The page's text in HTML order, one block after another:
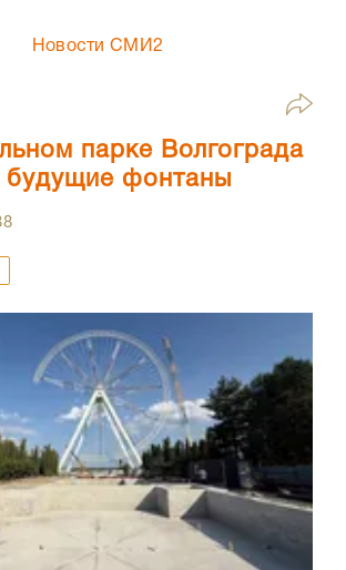
Новости СМИ2
парке Волгограда
будущие фонтаны